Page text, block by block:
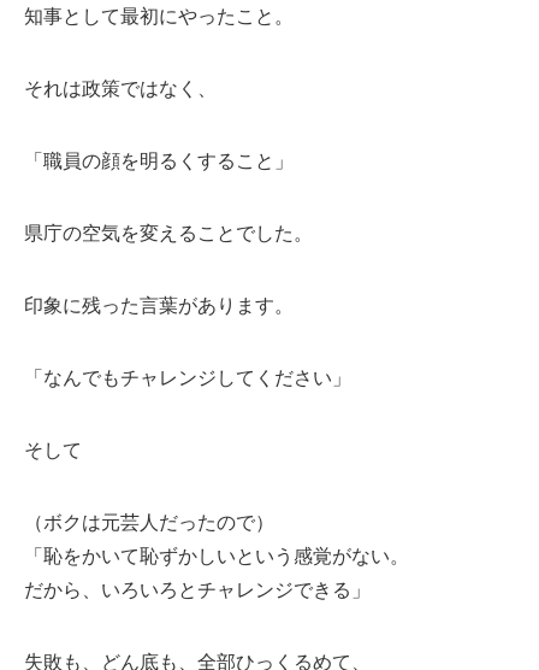
知事として最初にやったこと。
それは政策ではなく、
「職員の顔を明るくすること」
県庁の空気を変えることでした。
印象に残った言葉があります。
「なんでもチャレンジしてください」
そして
（ボクは元芸人だったので）
「恥をかいて恥ずかしいという感覚がない。
だから、いろいろとチャレンジできる」
失敗も、どん底も、全部ひっくるめて、